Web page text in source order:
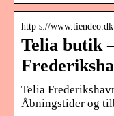
http s://
Telia butik
Telia
Åbningstider og